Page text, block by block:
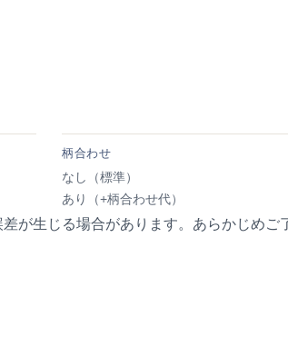
柄合わせ
なし（標準）
あり（+柄合わせ代）
が生じる場合があります。あらかじめご